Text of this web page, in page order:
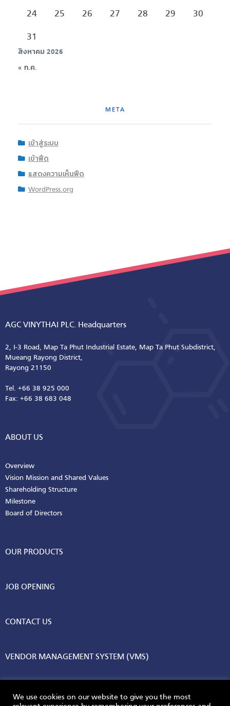
สิงหาคม 2026
24 25 26 27 28 29 30
31
« ก.ค.
META
เข้าสู่ระบบ
เข้าฟีด
แสดงความเห็นฟีด
WordPress.org
AGC VINYTHAI PLC. Headquarters
2, I-3 Road, Map Ta Phut Industrial Estate, Map Ta Phut Subdistrict,
Mueang Rayong District,
Rayong 21150
Tel. +66 38 925 000
Fax: +66 38 683 048
ABOUT US
Overview
Vision Mission and Shared Values
Shareholding Structure
Milestone
Board of Directors
OUR PRODUCTS
JOB OPENING
CONTACT US
VENDOR MANAGEMENT SYSTEM (VMS)
We use cookies on our website to give you the most